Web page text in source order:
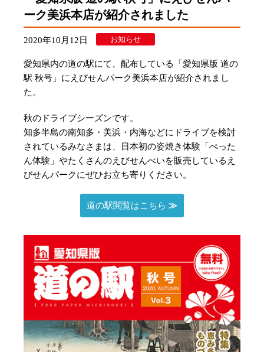
ーク美浜本店が紹介されました
2020年10月12日 お知らせ
愛知県内の道の駅にて、配布している「愛知県版 道の
駅 秋号」にえびせんパーク美浜本店が紹介されまし
た。
秋のドライブシーズンです。
知多半島の南知多・美浜・内海などにドライブを検討
されているみなさまは、日本初の姿焼き体験「ぺった
ん体験」やたくさんのえびせんべいを販売しているえ
びせんパークにぜひお立ち寄りください。
道の駅閲覧はこちら ≫